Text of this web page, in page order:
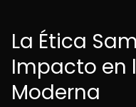
La Ética
Impacto en
Moderna